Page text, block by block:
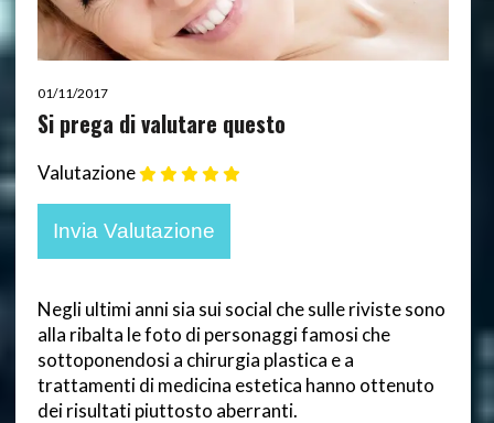
01/11/2017
Si prega di valutare questo
Valutazione
Negli ultimi anni sia sui social che sulle riviste sono
alla ribalta le foto di personaggi famosi che
sottoponendosi a chirurgia plastica e a
trattamenti di medicina estetica hanno ottenuto
dei risultati piuttosto aberranti.